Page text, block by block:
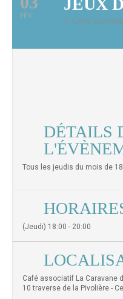
FÉV
JEUX
Café
DÉTAILS
Tous les jeudis du mois de
(Jeudi) 18:00 - 20:00
Café associatif La Caravane
10 traverse de la Pivolière -